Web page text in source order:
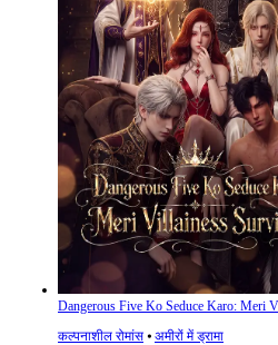
Dangerous Five Ko Seduce Karo: Meri
कल्पनाशील रोमांस ⦁ अमीरों में ड्रामा